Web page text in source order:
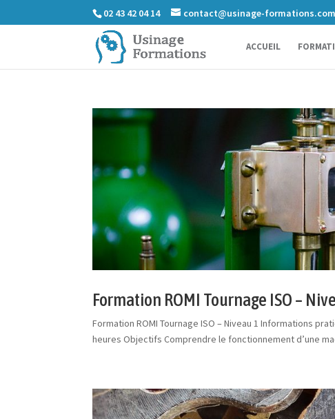
02 43 42 04 14 contact@usinage-formations.com
ACCUEIL
Formation ROMI Tournage ISO –
Formation ROMI Tournage ISO – Niveau 1 Informations
heures Objectifs Comprendre le fonctionnement d’une